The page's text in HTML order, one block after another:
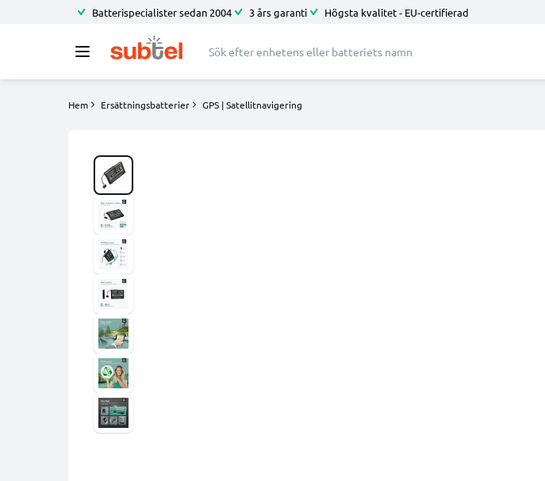
Batterispecialister sedan 2004 3 års garanti Högsta kvalitet - EU-certifierad
Hem Ersättningsbatterier GPS | Satellitnavigering